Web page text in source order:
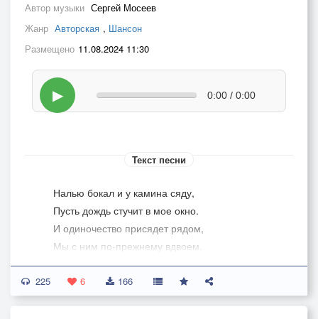
Автор музыки Сергей Мосеев
Жанр Авторская , Шансон
Размещено 11.08.2024 11:30
▶ 0:00 / 0:00
Текст песни
Налью бокал и у камина сяду,
Пусть дождь стучит в мое окно.
И одиночество присядет рядом,
Мы с ним по-прежнему вдвоем.
Поднимем тост за эту нашу встречу,
Бокалов колокольный звон,
225 6 166